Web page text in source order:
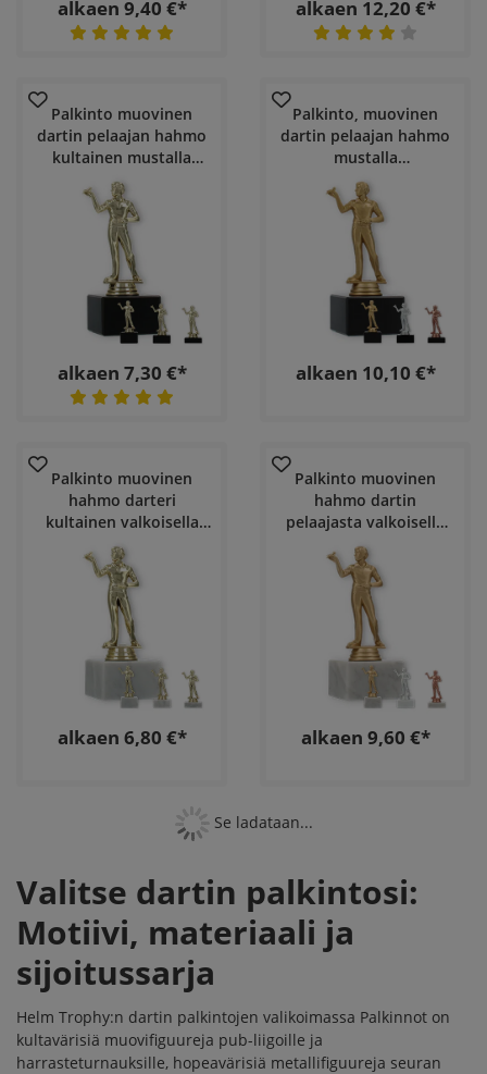
alkaen 9,40 €* alkaen 12,20 €*
Palkinto muovinen
dartin pelaajan hahmo
kultainen mustalla
marmoripohjalla
alkaen 7,30 €*
Palkinto, muovinen
dartin pelaajan hahmo
mustalla
marmoripohjalla
alkaen 10,10 €*
Palkinto muovinen
hahmo darteri
kultainen valkoisella
marmoripohjalla
alkaen 6,80 €*
Palkinto muovinen
hahmo dartin
pelaajasta valkoisella
marmoripohjalla
alkaen 9,60 €*
Se ladataan...
Valitse dartin palkintosi:
Motiivi, materiaali ja
sijoitussarja
Helm Trophy:n dartin palkintojen valikoimassa Palkinnot on
kultavärisiä muovifiguureja pub-liigoille ja
harrasteturnauksille, hopeavärisiä metallifiguureja seuran